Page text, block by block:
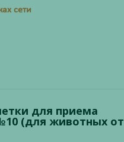
сети
для приема
(для животных от